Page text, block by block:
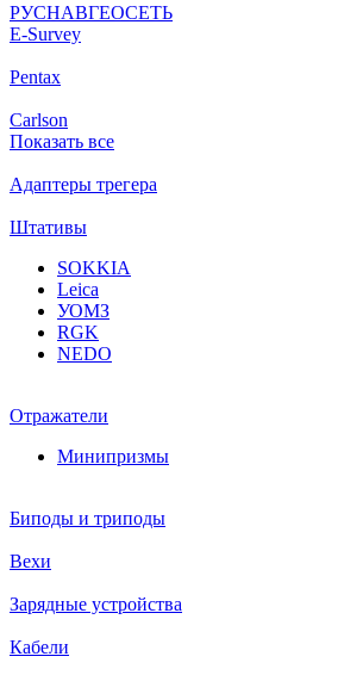
РУСНАВГЕОСЕТЬ
Е-Survey
Pentax
Carlson
Показать все
Адаптеры трегера
Штативы
SOKKIA
Leica
УОМЗ
RGK
NEDO
Отражатели
Минипризмы
Биподы и триподы
Вехи
Зарядные устройства
Кабели